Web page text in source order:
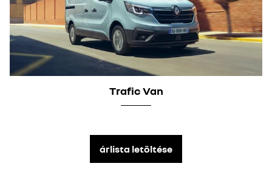
Trafic Van
árlista letöltése